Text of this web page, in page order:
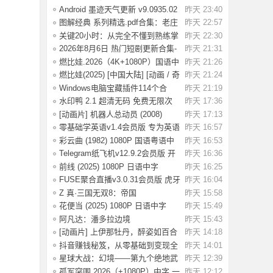
条》：不踩红
昨天 23:40
Android 墨迹天气更新 v9.0935.02
去广告解
昨天 22:57
图解经典 系列精选.pdf合集：老庄
易经 风
昨天 22:30
关键20小时：从完全不懂到熟练掌
握一门新技
昨天 21:31
2026年8月6日 热门短剧更新合集-
海量热门
昨天 21:26
燃比娃.2026（4K+1080P）国语中
字.首部宣纸
昨天 21:24
燃比娃(2025) [中国大陆] [动画 / 奇
幻 /
昨天 21:19
Windows电脑宝藏插件114个合
集，按功能分类
昨天 17:36
水印鸭 2.1 超清无码 免费无限次
试了好多
昨天 17:13
[动画片] 机器人总动员 (2008)
1080P 国配
昨天 16:57
零基础学英语v1.4会员版 专为英语
初学者设
昨天 16:53
彩云曲 (1982) 1080P 国语粤语中
字 [2.49G]
昨天 16:36
Telegram纸飞机v12.9.2会员版 开
放注册了
昨天 16:25
前线 (2025) 1080P 日语中字
[1.74G]
昨天 16:04
FUSE聚合直播v3.0.31会员版 虎牙
斗鱼抖音快
昨天 15:58
Z 真·三国无双8：帝国
_Build.20984287 官
昨天 15:49
花便当 (2025) 1080P 日语中字
[1.83G]
昨天 15:43
阿凡达：潘多拉边境
Build.22429549（Avata
昨天 14:18
[动画片] 上伊那牡丹，醉姿如百合
(2026) 1
昨天 14:01
抖音赚钱秘笈，从零基础到变现全
解析[40.4G
昨天 12:39
星球大战：幻境——第九个绝地武
士.2026（4
昨天 12:12
孤军突围.2026（+1080P）中字.一